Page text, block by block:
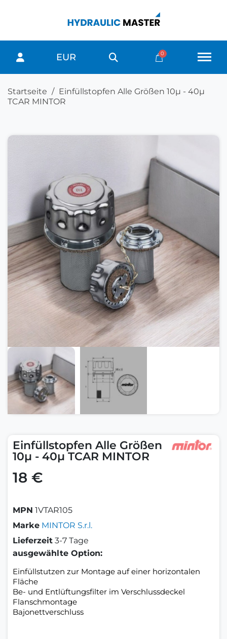
EUR
Startseite
Einfüllstopfen Alle Größen 10μ - 40μ
TCAR MINTOR
Einfüllstopfen Alle Größen
10μ - 40μ TCAR MINTOR
18 €
MPN 1VTAR105
Marke MINTOR S.r.l.
Lieferzeit 3-7 Tage
ausgewählte Option:
Einfüllstutzen zur Montage auf einer horizontalen
Fläche
Be- und Entlüftungsfilter im Verschlussdeckel
Flanschmontage
Bajonettverschluss